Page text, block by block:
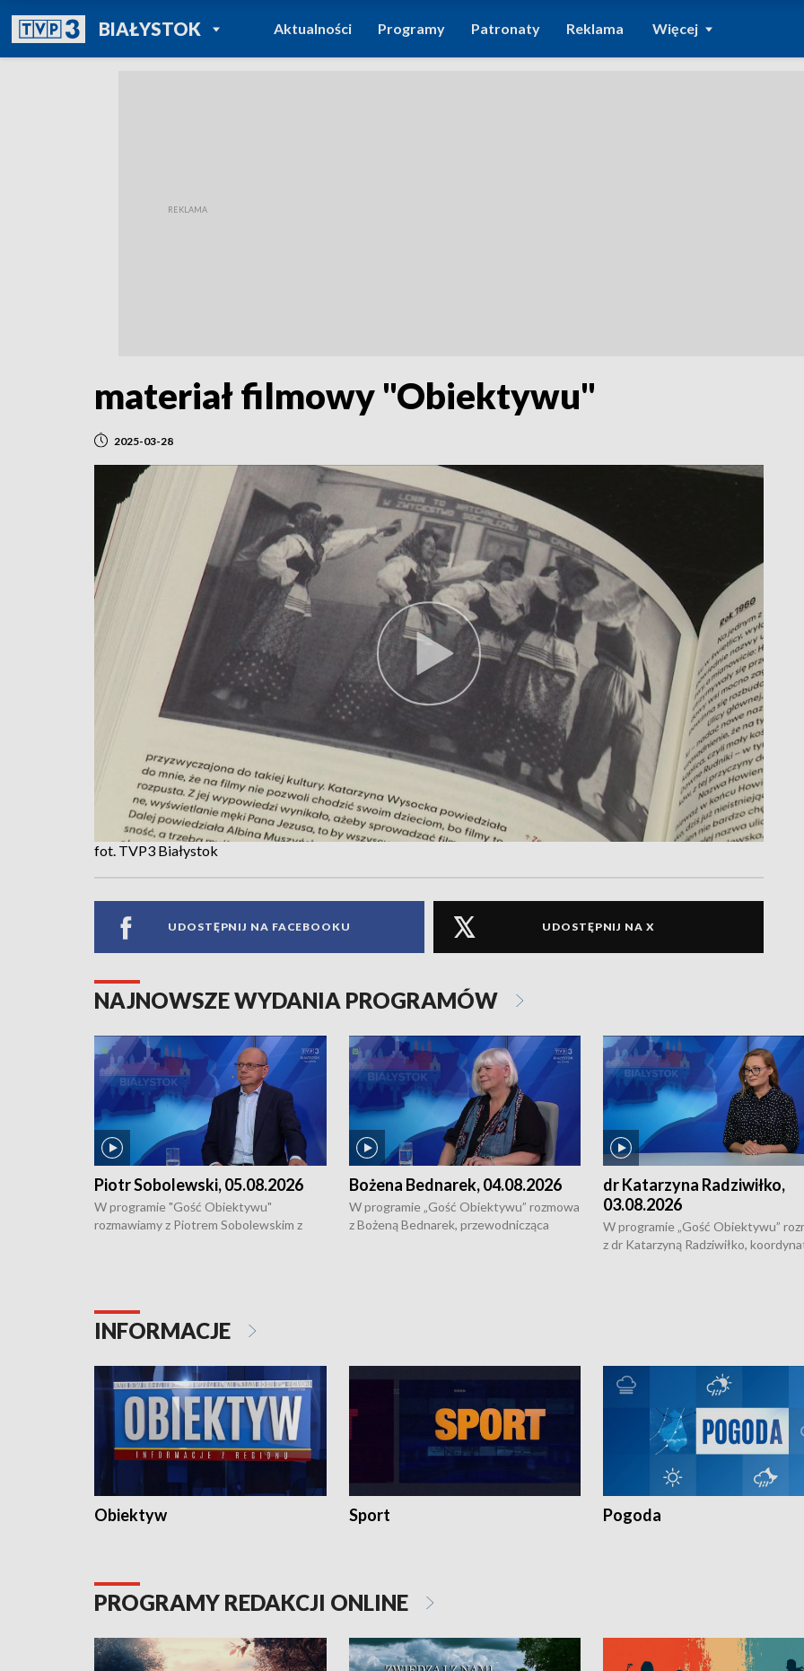
BIAŁYSTOKPOWRÓT DO
TVP REGIONY
Aktualności Programy Patronaty Reklama Więcej
materiał filmowy "Obiektywu"
2025-03-28
fot. TVP3 Białystok
UDOSTĘPNIJ NA FACEBOOKU UDOSTĘPNIJ NA X
NAJNOWSZE WYDANIA PROGRAMÓW
Piotr Sobolewski, 05.08.2026
W programie "Gość Obiektywu"
rozmawiamy z Piotrem Sobolewskim z
Bożena Bednarek, 04.08.2026
W programie „Gość Obiektywu” rozmowa
z Bożeną Bednarek, przewodnicząca
dr Katarzyna Radziwiłko,
03.08.2026
W programie „Gość Obiektywu”
z dr Katarzyną Radziwiłko,
INFORMACJE
Obiektyw Sport Pogoda
PROGRAMY REDAKCJI ONLINE